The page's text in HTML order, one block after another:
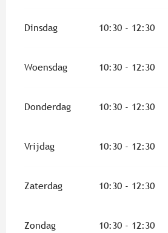
Dinsdag 10:30 - 12:30
Woensdag 10:30 - 12:30
Donderdag 10:30 - 12:30
Vrijdag 10:30 - 12:30
Zaterdag 10:30 - 12:30
Zondag 10:30 - 12:30